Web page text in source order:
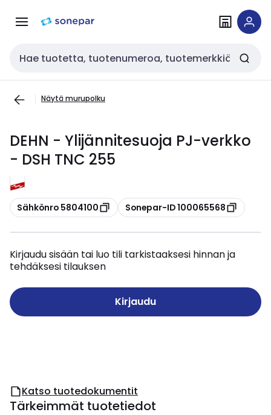
navigointiinsisältöön
Haku
Näytä murupolku
DEHN - Ylijännitesuoja PJ-verkko
- DSH TNC 255
Kopioi
Sähkönro 5804100 Kopioi
Sonepar-ID 100065568
Kirjaudu sisään tai luo tili tarkistaaksesi hinnan ja
tehdäksesi tilauksen
Kirjaudu
Katso tuotedokumentit
Tärkeimmät tuotetiedot